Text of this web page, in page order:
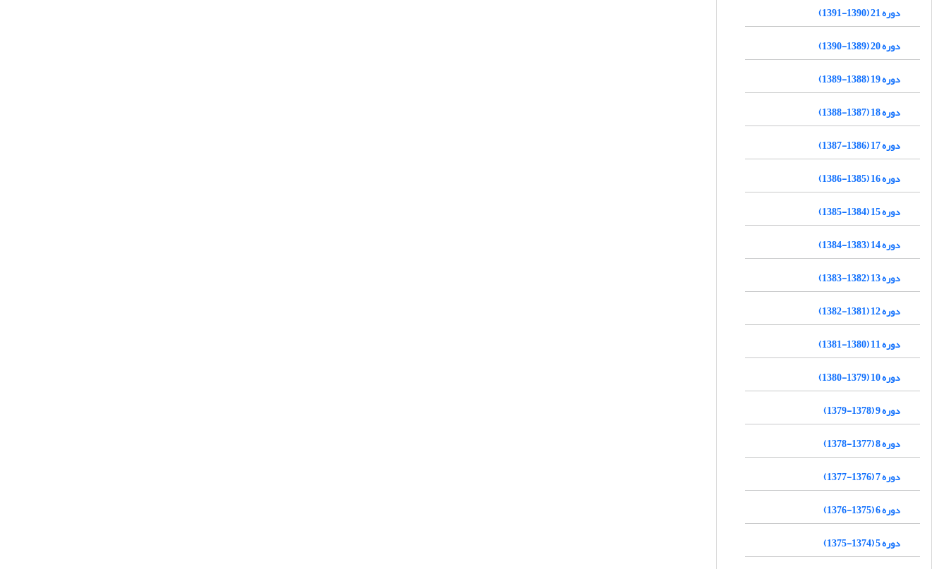
دوره 21 (1390-1391)
دوره 20 (1389-1390)
دوره 19 (1388-1389)
دوره 18 (1387-1388)
دوره 17 (1386-1387)
دوره 16 (1385-1386)
دوره 15 (1384-1385)
دوره 14 (1383-1384)
دوره 13 (1382-1383)
دوره 12 (1381-1382)
دوره 11 (1380-1381)
دوره 10 (1379-1380)
دوره 9 (1378-1379)
دوره 8 (1377-1378)
دوره 7 (1376-1377)
دوره 6 (1375-1376)
دوره 5 (1374-1375)